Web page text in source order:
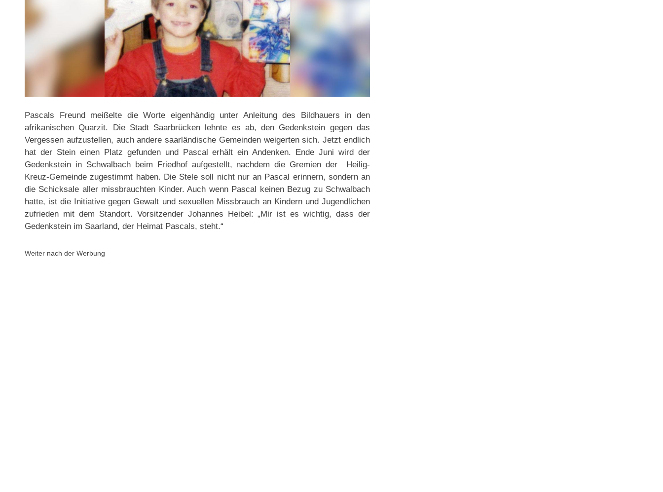
Pascals Freund meißelte die Worte eigenhändig unter Anleitung des Bildhauers in den
afrikanischen Quarzit. Die Stadt Saarbrücken lehnte es ab, den Gedenkstein gegen das
Vergessen aufzustellen, auch andere saarländische Gemeinden weigerten sich. Jetzt endlich
hat der Stein einen Platz gefunden und Pascal erhält ein Andenken. Ende Juni wird der
Gedenkstein in Schwalbach beim Friedhof aufgestellt, nachdem die Gremien der Heilig-
Kreuz-Gemeinde zugestimmt haben. Die Stele soll nicht nur an Pascal erinnern, sondern an
die Schicksale aller missbrauchten Kinder. Auch wenn Pascal keinen Bezug zu Schwalbach
hatte, ist die Initiative gegen Gewalt und sexuellen Missbrauch an Kindern und Jugendlichen
zufrieden mit dem Standort. Vorsitzender Johannes Heibel: „Mir ist es wichtig, dass der
Gedenkstein im Saarland, der Heimat Pascals, steht.“
Weiter nach der Werbung